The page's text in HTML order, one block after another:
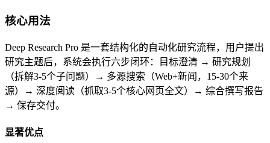
核心用法
Deep Research Pro 是一套结构化的自动化研究流程，用户提出
研究主题后，系统会执行六步闭环：目标澄清 → 研究规划
（拆解3-5个子问题）→ 多源搜索（Web+新闻，15-30个来
源）→ 深度阅读（抓取3-5个核心网页全文）→ 综合撰写报告
→ 保存交付。
显著优点